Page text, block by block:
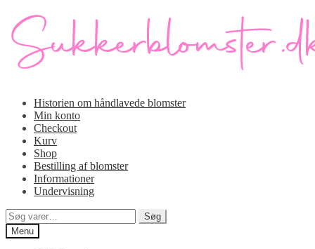
navigation
indhold
Historien om håndlavede blomster
Min konto
Checkout
Kurv
Shop
Bestilling af blomster
Informationer
Undervisning
Søg
efter:
Søg
Menu